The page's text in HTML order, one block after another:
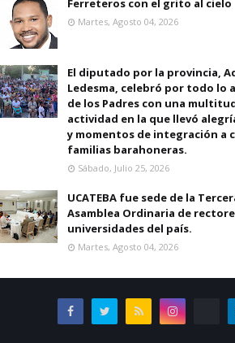
Ferreteros con el grito al cielo
Martes, Agosto 04, 2026
El diputado por la provincia,
Ledesma, celebró por todo lo
de los Padres con una
actividad en la que llevó
y momentos de integración a
familias barahoneras.
Sábado, Julio 25, 2026
UCATEBA fue sede de la
Asamblea Ordinaria de
universidades del país.
Martes, Agosto 04, 2026